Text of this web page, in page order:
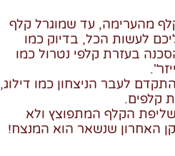
מהערימה, עד שמוגרל קלף
לעשות הכל, בדיוק כמו
בעזרת קלפי נטרול כמו
לעבר הניצחון כמו דילוג,
קלפים.
הקלף המתפוצץ ולא
האחרון שנשאר הוא המנצח!